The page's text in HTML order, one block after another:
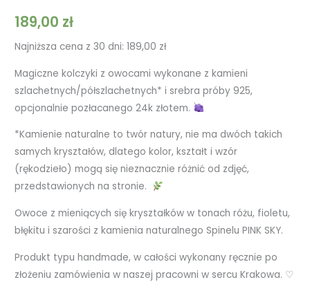
189,00 zł
Najniższa cena z 30 dni:189,00 zł
Magiczne kolczyki z owocami wykonane z kamieni
szlachetnych/półszlachetnych* i srebra próby 925,
opcjonalnie pozłacanego 24k złotem.
*Kamienie naturalne to twór natury, nie ma dwóch takich
samych kryształów, dlatego kolor, kształt i wzór
(rękodzieło) mogą się nieznacznie różnić od zdjęć,
przedstawionych na stronie.
Owoce z mieniących się kryształków w tonach różu, fioletu,
błękitu i szarości z kamienia naturalnego Spinelu PINK SKY.
Produkt typu handmade, w całości wykonany ręcznie po
złożeniu zamówienia w naszej pracowni w sercu Krakowa. ♡